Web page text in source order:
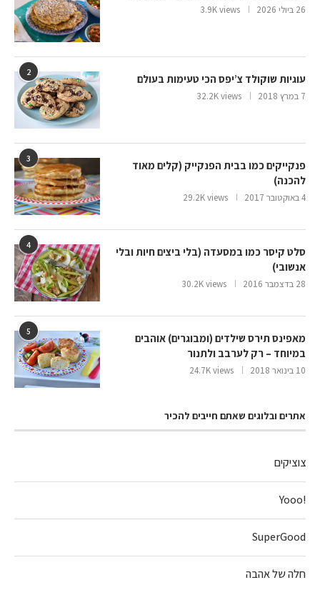
26 ביולי 2026 3.9K views
2
עוגיות שוקולד צ’יפס הכי טעימות בעולם
7 במרץ 2018 32.2K views
3
פנקייקים כמו בבית הפנקייק (קלים מאוד
להכנה)
4 באוקטובר 2017 29.2K views
4
סלט קיסר כמו במסעדה (בלי ביצים חיות ובלי
אנשובי)
28 בדצמבר 2016 30.2K views
5
מאפינס תירס שילדים (ומבוגרים) אוהבים
במיוחד – רק לערבב ולתנור
10 בינואר 2018 24.7K views
אתרים ובלוגים שאתם חייבים להכיר
צוציקים
!Yooo
SuperGood
חלה של אהבה